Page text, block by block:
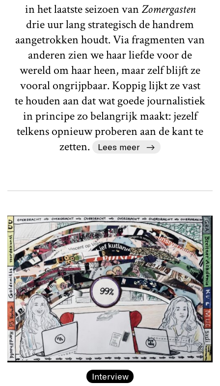
in het laatste seizoen vanZomergasten
drie uur lang strategisch de handrem
aangetrokken houdt. Via fragmenten van
anderen zien we haar liefde voor de
wereld om haar heen, maar zelf blijft ze
vooral ongrijpbaar. Koppig lijkt ze vast
te houden aan dat wat goede journalistiek
in principe zo belangrijk maakt: jezelf
telkens opnieuw proberen aan de kant te
zetten.
Lees meer
Interview